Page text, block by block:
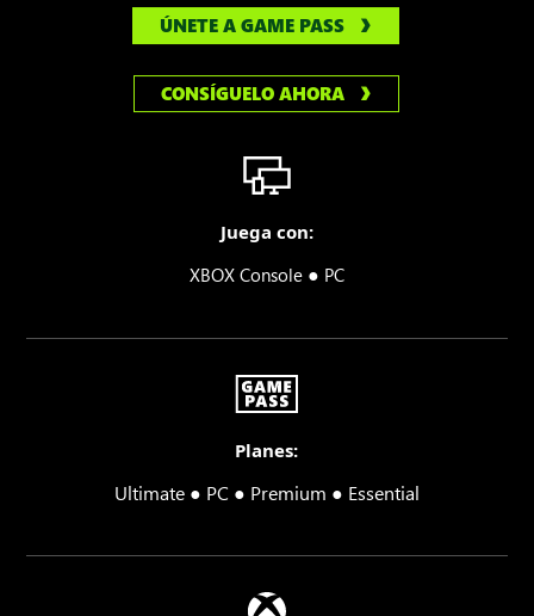
ÚNETE A GAME PASS
CONSÍGUELO AHORA
Juega con:
XBOX Console ● PC
Planes:
Ultimate ● PC ● Premium ● Essential